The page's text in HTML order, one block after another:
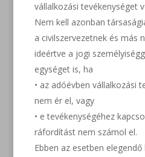
vállalkozási tevékenységet
Nem kell azonban
a civilszervezetnek és más
ideértve a jogi
egységet is, ha
• az adóévben vállalkozási
nem ér el, vagy
• e tevékenységéhez
ráfordítást nem számol el.
Ebben az esetben